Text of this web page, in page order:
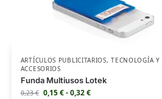
ARTÍCULOS PUBLICITARIOS,TECNOLOGÍA Y
ACCESORIOS
Funda Multiusos Lotek
0,23€ 0,15€-0,32€